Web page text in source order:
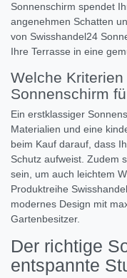
Sonnenschirm spendet
angenehmen Schatten
von Swisshandel24
Ihre Terrasse in eine
Welche
Sonnenschirm
Ein erstklassiger
Materialien und eine
beim Kauf darauf, dass
Schutz aufweist. Zudem
sein, um auch leichtem
Produktreihe
modernes Design mit
Gartenbesitzer.
Der richtige
entspannte